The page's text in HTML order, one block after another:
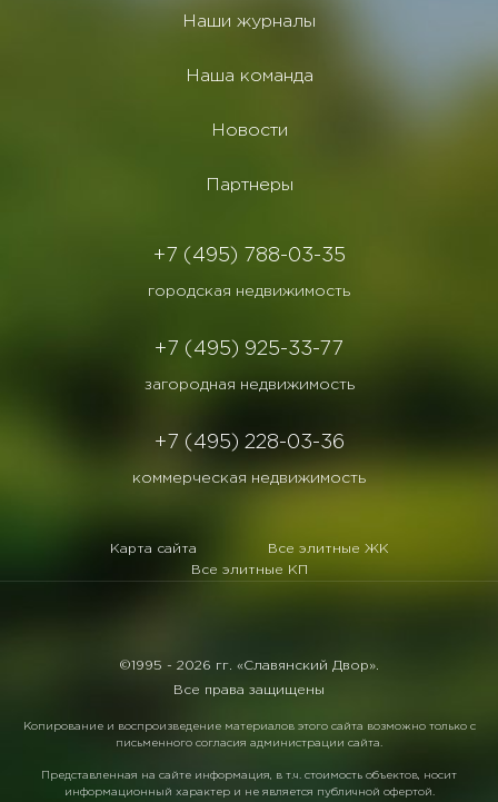
Наши журналы
Наша команда
Новости
Партнеры
+7 (495) 788-03-35
городская недвижимость
+7 (495) 925-33-77
загородная недвижимость
+7 (495) 228-03-36
коммерческая недвижимость
Карта сайта
Все элитные ЖК
Все элитные КП
©1995 - 2026 гг. «Славянский Двор».
Все права защищены
Копирование и воспроизведение материалов этого сайта возможно только с
письменного согласия администрации сайта.
Представленная на сайте информация, в т.ч. стоимость объектов, носит
информационный характер и не является публичной офертой.